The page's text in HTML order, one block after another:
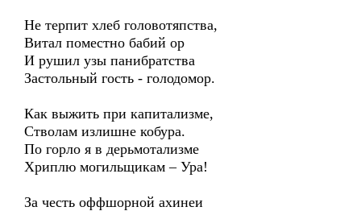
Не терпит хлеб головотяпства,
Витал поместно бабий ор
И рушил узы панибратства
Застольный гость - голодомор.
Как выжить при капитализме,
Стволам излишне кобура.
По горло я в дерьмотализме
Хриплю могильщикам – Ура!
За честь оффшорной ахинеи